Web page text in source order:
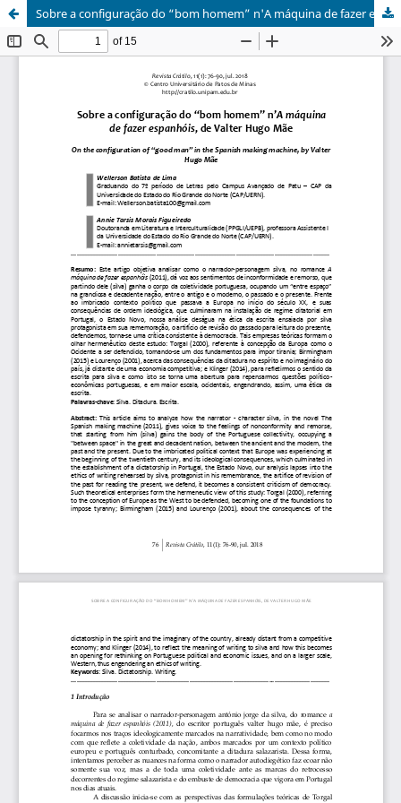
Sobre a configuração do “bom homem” n'A máquina de fazer espanhóis, de Valter Hugo Mãe